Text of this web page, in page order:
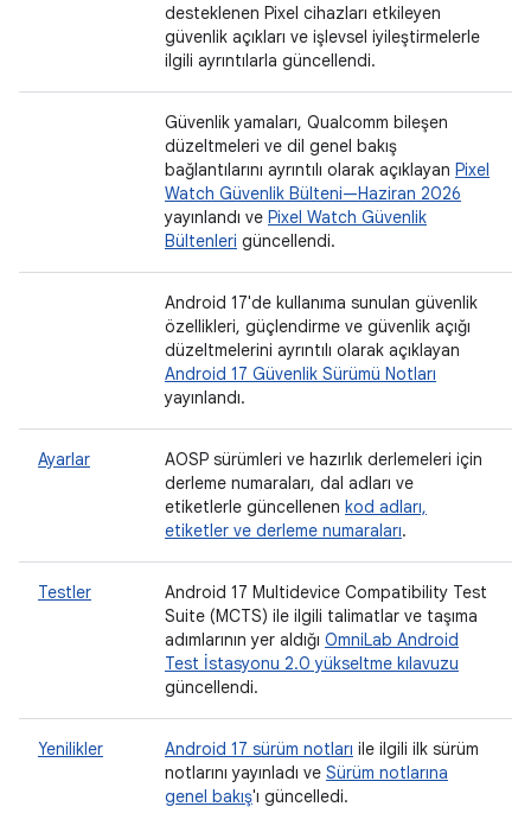
desteklenen Pixel cihazları etkileyen
güvenlik açıkları ve işlevsel iyileştirmelerle
ilgili ayrıntılarla güncellendi.
Güvenlik yamaları, Qualcomm bileşen
düzeltmeleri ve dil genel bakış
bağlantılarını ayrıntılı olarak açıklayan Pixel
Watch Güvenlik Bülteni—Haziran 2026
yayınlandı ve Pixel Watch Güvenlik
Bültenleri güncellendi.
Android 17'de kullanıma sunulan güvenlik
özellikleri, güçlendirme ve güvenlik açığı
düzeltmelerini ayrıntılı olarak açıklayan
Android 17 Güvenlik Sürümü Notları
yayınlandı.
Ayarlar
AOSP sürümleri ve hazırlık derlemeleri için
derleme numaraları, dal adları ve
etiketlerle güncellenen kod adları,
etiketler ve derleme numaraları.
Testler
Android 17 Multidevice Compatibility Test
Suite (MCTS) ile ilgili talimatlar ve taşıma
adımlarının yer aldığı OmniLab Android
Test İstasyonu 2.0 yükseltme kılavuzu
güncellendi.
Yenilikler Android 17 sürüm notları ile ilgili ilk sürüm
notlarını yayınladı ve Sürüm notlarına
genel bakış'ı güncelledi.